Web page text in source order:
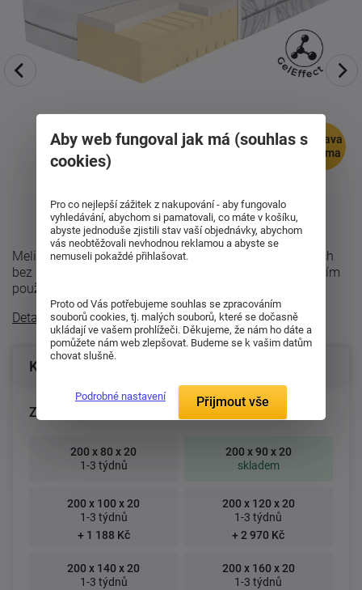
doprava
zdarma
Melira Hard nabízí stabilní oporu páteře, příjemný povrch
bez přehřívání a dlouhodobou odolnost i při každodenním
používání. Proč zvolit ...
Detailní popis
Konfigurace produktu
Zvolte rozměr matrace (cm):
200 x 80 x 20
1-3 týdnů
200 x 90 x 20
skladem
200 x 100 x 20
1-3 týdnů
+ 1 188 Kč
200 x 120 x 20
1-3 týdnů
+ 2 970 Kč
200 x 140 x 20
1-3 týdnů
200 x 160 x 20
1-3 týdnů
Aby web fungoval jak má (souhlas s
cookies)
Pro co nejlepší zážitek z nakupování - aby fungovalo
vyhledávání, abychom si pamatovali, co máte v košíku,
abyste jednoduše zjistili stav vaší objednávky, abychom
vás neobtěžovali nevhodnou reklamou a abyste se
nemuseli pokaždé přihlašovat.
Proto od Vás potřebujeme souhlas se zpracováním
souborů cookies, tj. malých souborů, které se dočasně
ukládají ve vašem prohlížeči. Děkujeme, že nám ho dáte a
pomůžete nám web zlepšovat. Budeme se k vašim datům
chovat slušně.
Podrobné nastavení Přijmout vše